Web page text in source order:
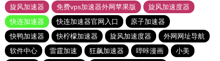
旋风加速器
免费vps加速器外网苹果版
旋风加速度器
快连加速器
快连加速器官网入口
原子加速器
快鸭加速器
快柠檬加速器 旋风加速度器
外网网址导航
软件中心
雷霆加速 狂飙加速器 哔咔漫画
小美